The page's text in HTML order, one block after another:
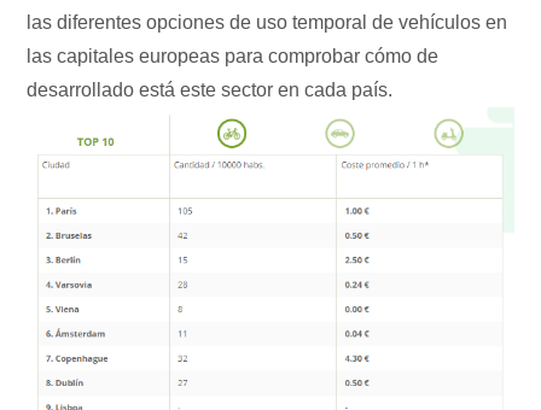
las diferentes opciones de uso temporal de vehículos en
las capitales europeas para comprobar cómo de
desarrollado está este sector en cada país.